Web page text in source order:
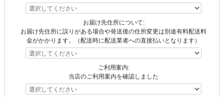
お届け先住所について:
お届け先住所に誤りがある場合や発送後の住所変更は別途有料配送料
金がかかります。（配送時に配送業者への直接払いとなります）
ご利用案内:
当店のご利用案内を確認しました